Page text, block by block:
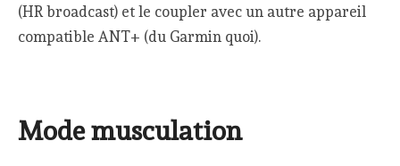
(HR broadcast) et le coupler avec un autre appareil
compatible ANT+ (du Garmin quoi).
Mode musculation